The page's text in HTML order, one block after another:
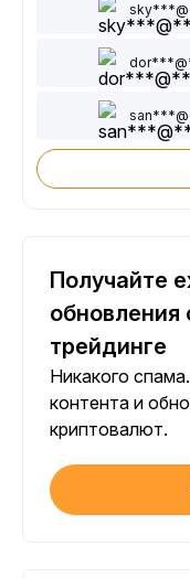
Получайте
обновления
трейдинге
Никакого
контента и
криптовалют.